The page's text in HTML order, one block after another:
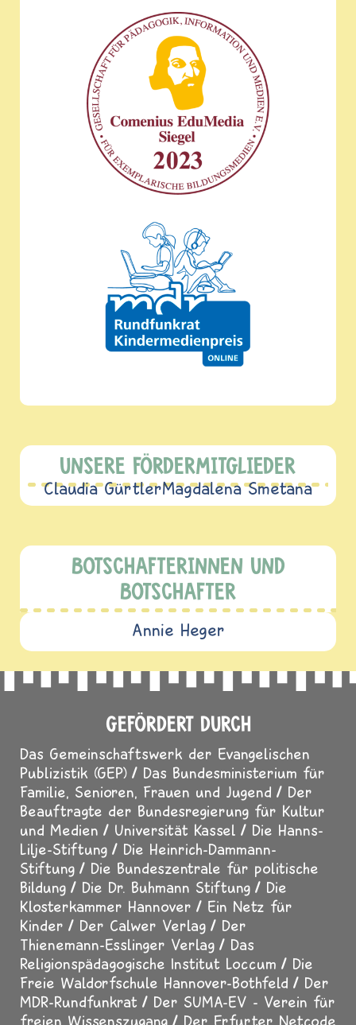
Claudia GürtlerMagdalena Smetana
BOTSCHAFTERINNEN UND
BOTSCHAFTER
Annie Heger
GEFÖRDERT DURCH
Das Gemeinschaftswerk der Evangelischen
Publizistik (GEP)
Das Bundesministerium für
Familie, Senioren, Frauen und Jugend
Beauftragte der Bundesregierung für Kultur
und Medien
Universität Kassel
Die Hanns-
Lilje-Stiftung
Die Heinrich-Dammann-
Stiftung
Die Bundeszentrale für politische
Bildung
Die Dr. Buhmann Stiftung
Klosterkammer Hannover
Ein Netz für
Kinder
Der Calwer Verlag
Der
Thienemann-Esslinger Verlag
Das